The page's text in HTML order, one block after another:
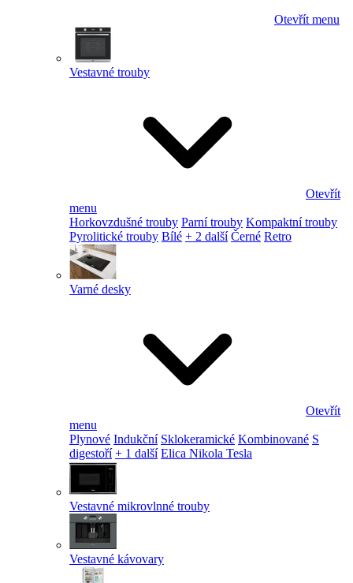
Otevřít menu
Vestavné trouby
Otevřít
menu
Horkovzdušné trouby Parní trouby Kompaktní trouby
Pyrolitické trouby Bílé + 2 další Černé Retro
Varné desky
Otevřít
menu
Plynové Indukční Sklokeramické Kombinované S
digestoří + 1 další Elica Nikola Tesla
Vestavné mikrovlnné trouby
Vestavné kávovary